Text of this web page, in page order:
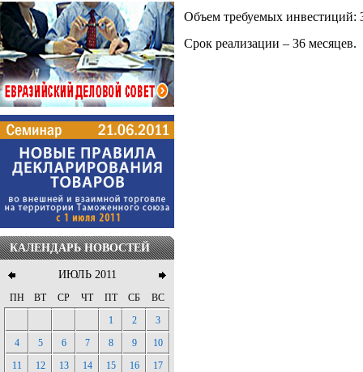
КАЛЕНДАРЬ НОВОСТЕЙ
ИЮЛЬ 2011
ПН ВТ СР ЧТ ПТ СБ
ВС
1
2
3
4
5 6 7 8 9
10
11
12 13 14 15 16
17
Объем требуемых инвестиций:
Срок реализации – 36 месяцев.